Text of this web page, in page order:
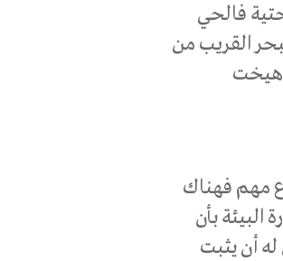
فالحي
القريب من
هيخت
مهم فهناك
بأن
أن يثبت